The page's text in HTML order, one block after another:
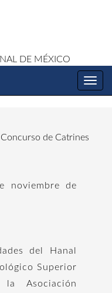
noviembre de
del Hanal
Superior
Asociación